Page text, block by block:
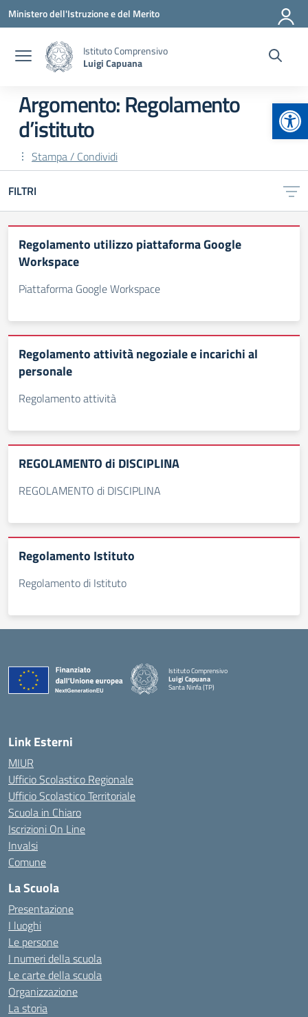
Vai ai contenuti
Vai al menu di navigazione
Vai al footer
Ministero dell'Istruzione e del Merito
Istituto Comprensivo
Luigi Capuana
Argomento: Regolamento
d’istituto
Stampa / Condividi
FILTRI
Regolamento utilizzo piattaforma Google
Workspace
Piattaforma Google Workspace
Regolamento attività negoziale e incarichi al
personale
Regolamento attività
REGOLAMENTO di DISCIPLINA
REGOLAMENTO di DISCIPLINA
Regolamento Istituto
Regolamento di Istituto
Istituto Comprensivo
Luigi Capuana
Santa Ninfa (TP)
Link Esterni
MIUR
Ufficio Scolastico Regionale
Ufficio Scolastico Territoriale
Scuola in Chiaro
Iscrizioni On Line
Invalsi
Comune
La Scuola
Presentazione
I luoghi
Le persone
I numeri della scuola
Le carte della scuola
Organizzazione
La storia